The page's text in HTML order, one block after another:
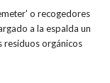
o recogedores
a la espalda un
residuos orgánicos